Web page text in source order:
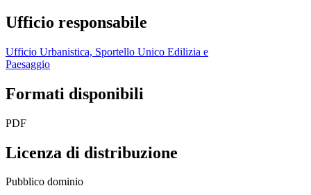
Ufficio responsabile
Ufficio Urbanistica, Sportello Unico Edilizia e
Paesaggio
Formati disponibili
PDF
Licenza di distribuzione
Pubblico dominio